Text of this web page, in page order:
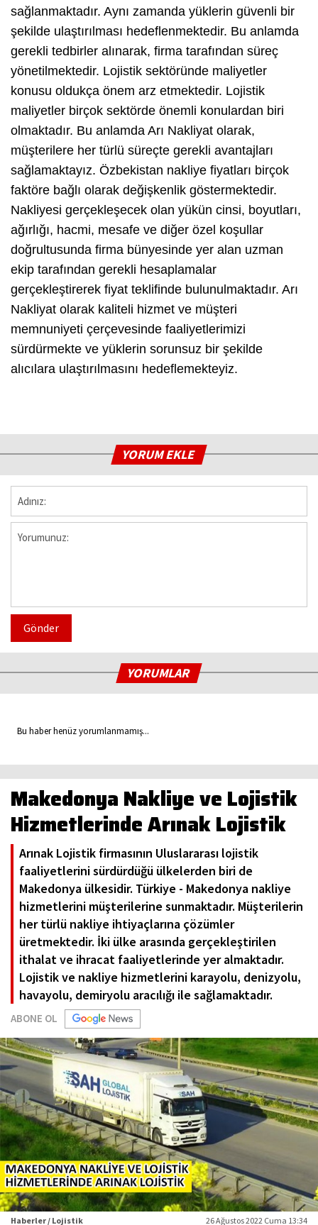
sağlanmaktadır. Aynı zamanda yüklerin güvenli bir
şekilde ulaştırılması hedeflenmektedir. Bu anlamda
gerekli tedbirler alınarak, firma tarafından süreç
yönetilmektedir. Lojistik sektöründe maliyetler
konusu oldukça önem arz etmektedir. Lojistik
maliyetler birçok sektörde önemli konulardan biri
olmaktadır. Bu anlamda Arı Nakliyat olarak,
müşterilere her türlü süreçte gerekli avantajları
sağlamaktayız. Özbekistan nakliye fiyatları birçok
faktöre bağlı olarak değişkenlik göstermektedir.
Nakliyesi gerçekleşecek olan yükün cinsi, boyutları,
ağırlığı, hacmi, mesafe ve diğer özel koşullar
doğrultusunda firma bünyesinde yer alan uzman
ekip tarafından gerekli hesaplamalar
gerçekleştirerek fiyat teklifinde bulunulmaktadır. Arı
Nakliyat olarak kaliteli hizmet ve müşteri
memnuniyeti çerçevesinde faaliyetlerimizi
sürdürmekte ve yüklerin sorunsuz bir şekilde
alıcılara ulaştırılmasını hedeflemekteyiz.
YORUM EKLE
Gönder
YORUMLAR
Bu haber henüz yorumlanmamış...
Makedonya Nakliye ve Lojistik
Hizmetlerinde Arınak Lojistik
Arınak Lojistik firmasının Uluslararası lojistik
faaliyetlerini sürdürdüğü ülkelerden biri de
Makedonya ülkesidir. Türkiye - Makedonya nakliye
hizmetlerini müşterilerine sunmaktadır. Müşterilerin
her türlü nakliye ihtiyaçlarına çözümler
üretmektedir. İki ülke arasında gerçekleştirilen
ithalat ve ihracat faaliyetlerinde yer almaktadır.
Lojistik ve nakliye hizmetlerini karayolu, denizyolu,
havayolu, demiryolu aracılığı ile sağlamaktadır.
ABONE OL
Haberler / Lojistik 26 Ağustos 2022 Cuma 13:34